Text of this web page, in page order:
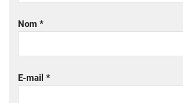
Nom *
E-mail *